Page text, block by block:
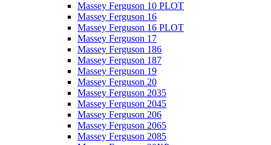
Massey Ferguson 10 PLOT
Massey Ferguson 16
Massey Ferguson 16 PLOT
Massey Ferguson 17
Massey Ferguson 186
Massey Ferguson 187
Massey Ferguson 19
Massey Ferguson 20
Massey Ferguson 2035
Massey Ferguson 2045
Massey Ferguson 206
Massey Ferguson 2065
Massey Ferguson 2085